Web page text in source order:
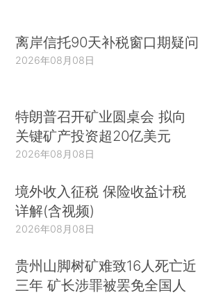
离岸信托90天补税窗口期疑问
2026年08月08日
特朗普召开矿业圆桌会 拟向
关键矿产投资超20亿美元
2026年08月08日
境外收入征税 保险收益计税
详解(含视频)
2026年08月08日
贵州山脚树矿难致16人死亡近
三年 矿长涉罪被罢免全国人